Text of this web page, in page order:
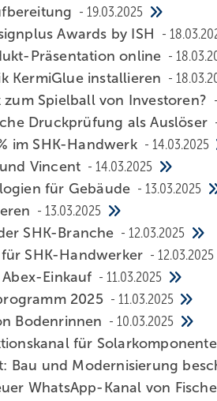
19.03.2025
Awards by ISH
Prä­sen­ta­ti­on on­line
KermiGlue installieren
Spielball von Investoren?
Druck­prü­fung als Aus­lö­ser
im SHK-Handwerk
14.03.2025
Vincent
14.03.2025
für Ge­bäu­de
13.03.2025
13.03.2025
SHK-Branche
12.03.2025
SHK-Hand­wer­ker
12.03.2025
Einkauf
11.03.2025
2025
11.03.2025
Bo­den­rin­nen
10.03.2025
für
Bau und Mo­der­ni­sie­rung
WhatsApp-Kanal von